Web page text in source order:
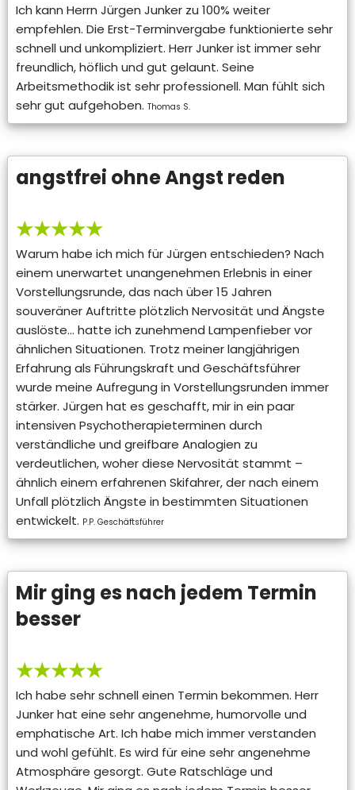
Ich kann Herrn Jürgen Junker zu 100% weiter
empfehlen. Die Erst-Terminvergabe funktionierte sehr
schnell und unkompliziert. Herr Junker ist immer sehr
freundlich, höflich und gut gelaunt. Seine
Arbeitsmethodik ist sehr professionell. Man fühlt sich
sehr gut aufgehoben. Thomas S.
angstfrei ohne Angst reden
★★★★★
Warum habe ich mich für Jürgen entschieden? Nach
einem unerwartet unangenehmen Erlebnis in einer
Vorstellungsrunde, das nach über 15 Jahren
souveräner Auftritte plötzlich Nervosität und Ängste
auslöste… hatte ich zunehmend Lampenfieber vor
ähnlichen Situationen. Trotz meiner langjährigen
Erfahrung als Führungskraft und Geschäftsführer
wurde meine Aufregung in Vorstellungsrunden immer
stärker. Jürgen hat es geschafft, mir in ein paar
intensiven Psychotherapieterminen durch
verständliche und greifbare Analogien zu
verdeutlichen, woher diese Nervosität stammt –
ähnlich einem erfahrenen Skifahrer, der nach einem
Unfall plötzlich Ängste in bestimmten Situationen
entwickelt. P.P. Geschäftsführer
Mir ging es nach jedem Termin
besser
★★★★★
Ich habe sehr schnell einen Termin bekommen. Herr
Junker hat eine sehr angenehme, humorvolle und
emphatische Art. Ich habe mich immer verstanden
und wohl gefühlt. Es wird für eine sehr angenehme
Atmosphäre gesorgt. Gute Ratschläge und